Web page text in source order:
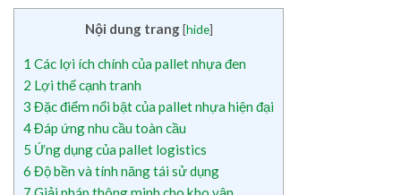
Nội dung trang [hide]
1 Các lợi ích chính của pallet nhựa đen
2 Lợi thế cạnh tranh
3 Đặc điểm nổi bật của pallet nhựa hiện đại
4Đáp ứng nhu cầu toàn cầu
5 Ứng dụng của pallet logistics
6 Độ bền và tính năng tái sử dụng